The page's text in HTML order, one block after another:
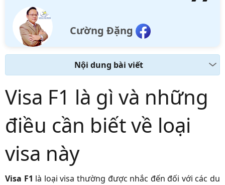
Cường Đặng
Nội dung bài viết
Visa F1 là gì và những
điều cần biết về loại
visa này
Visa F1 là loại visa thường được nhắc đến đối với các du